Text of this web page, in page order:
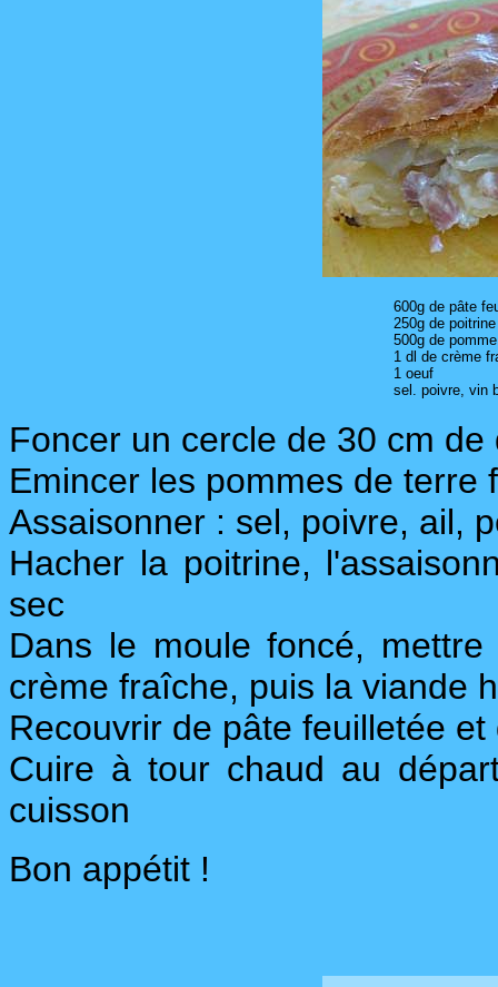
600g de pâte
250g de
500g de
1 dl de crème
1 oeuf
sel. poivre, vin
Foncer un cercle de 30 cm
Emincer les pommes de terre
Assaisonner : sel, poivre, ail,
Hacher la poitrine,
sec
Dans le moule foncé,
crème fraîche, puis la viande
Recouvrir de pâte feuilletée
Cuire à tour chaud au
cuisson
Bon appétit !